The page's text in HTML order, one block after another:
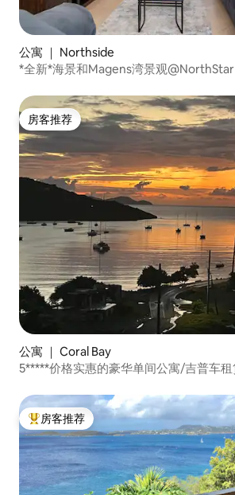
公寓 ｜ Northside
*全新*海景和Magens湾景观@NorthStar
房客推荐
房客推荐
公寓 ｜ Coral Bay
5*****价格实惠的豪华单间公寓/吉普车
热门「房客推荐」
房客推荐